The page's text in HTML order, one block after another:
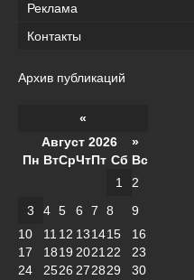
Реклама
Контакты
Архив публикаций
«
Август 2026 »
Пн ВтСрЧтПт Сб Вс
1
2
3
4 5 6 7 8
9
10
11 12 131415
16
17
1819 2021 22
23
24
2526 272829 30